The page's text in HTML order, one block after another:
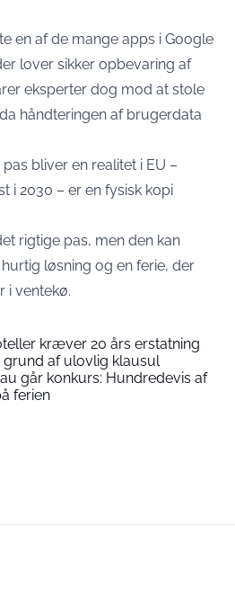
en af de mange apps i Google
lover sikker opbevaring af
eksperter dog mod at stole
håndteringen af brugerdata
bliver en realitet i EU –
i 2030 – er en fysisk kopi
rigtige pas, men den kan
løsning og en ferie, der
i ventekø.
kræver 20 års erstatning
af ulovlig klausul
går konkurs: Hundredevis af
ferien